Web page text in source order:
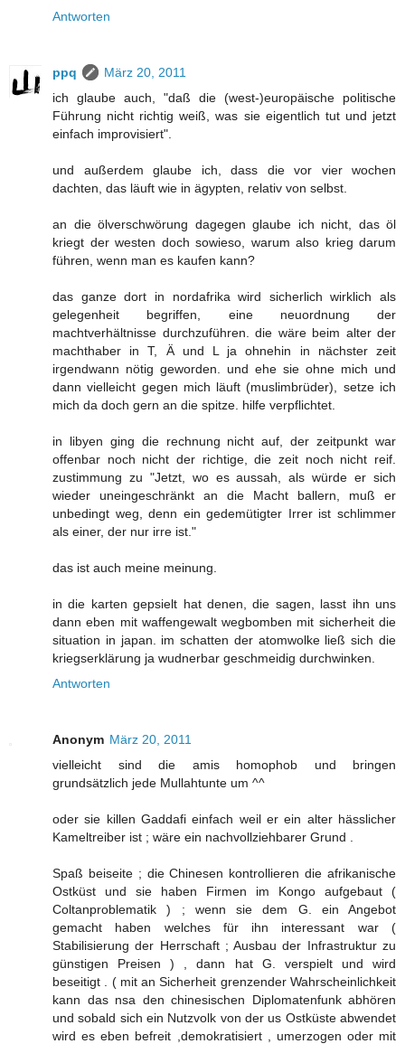
Antworten
ppq
März 20, 2011
ich glaube auch, "daß die (west-)europäische politische
Führung nicht richtig weiß, was sie eigentlich tut und jetzt
einfach improvisiert".
und außerdem glaube ich, dass die vor vier wochen
dachten, das läuft wie in ägypten, relativ von selbst.
an die ölverschwörung dagegen glaube ich nicht, das öl
kriegt der westen doch sowieso, warum also krieg darum
führen, wenn man es kaufen kann?
das ganze dort in nordafrika wird sicherlich wirklich als
gelegenheit begriffen, eine neuordnung der
machtverhältnisse durchzuführen. die wäre beim alter der
machthaber in T, Ä und L ja ohnehin in nächster zeit
irgendwann nötig geworden. und ehe sie ohne mich und
dann vielleicht gegen mich läuft (muslimbrüder), setze ich
mich da doch gern an die spitze. hilfe verpflichtet.
in libyen ging die rechnung nicht auf, der zeitpunkt war
offenbar noch nicht der richtige, die zeit noch nicht reif.
zustimmung zu "Jetzt, wo es aussah, als würde er sich
wieder uneingeschränkt an die Macht ballern, muß er
unbedingt weg, denn ein gedemütigter Irrer ist schlimmer
als einer, der nur irre ist."
das ist auch meine meinung.
in die karten gepsielt hat denen, die sagen, lasst ihn uns
dann eben mit waffengewalt wegbomben mit sicherheit die
situation in japan. im schatten der atomwolke ließ sich die
kriegserklärung ja wudnerbar geschmeidig durchwinken.
Antworten
Anonym März 20, 2011
vielleicht sind die amis homophob und bringen
grundsätzlich jede Mullahtunte um ^^
oder sie killen Gaddafi einfach weil er ein alter hässlicher
Kameltreiber ist ; wäre ein nachvollziehbarer Grund .
Spaß beiseite ; die Chinesen kontrollieren die afrikanische
Ostküst und sie haben Firmen im Kongo aufgebaut (
Coltanproblematik ) ; wenn sie dem G. ein Angebot
gemacht haben welches für ihn interessant war (
Stabilisierung der Herrschaft ; Ausbau der Infrastruktur zu
günstigen Preisen ) , dann hat G. verspielt und wird
beseitigt . ( mit an Sicherheit grenzender Wahrscheinlichkeit
kann das nsa den chinesischen Diplomatenfunk abhören
und sobald sich ein Nutzvolk von der us Ostküste abwendet
wird es eben befreit ,demokratisiert , umerzogen oder mit